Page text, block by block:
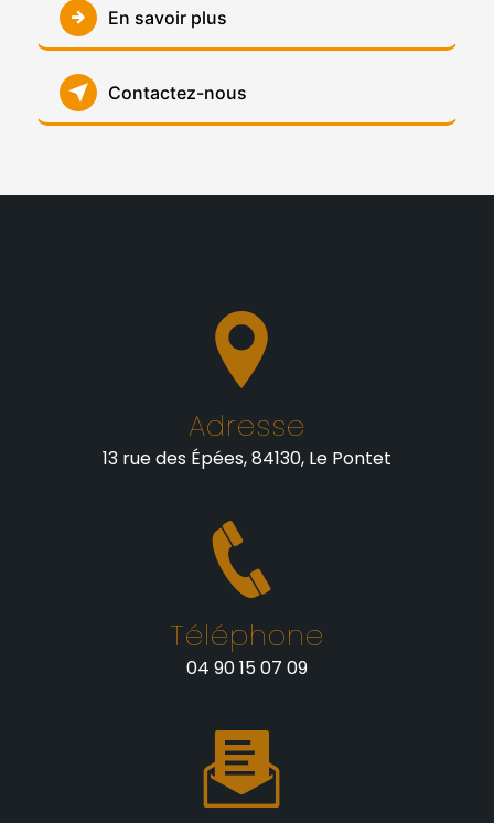
En savoir plus
Contactez-nous
Adresse
13 rue des Épées, 84130, Le Pontet
Téléphone
04 90 15 07 09